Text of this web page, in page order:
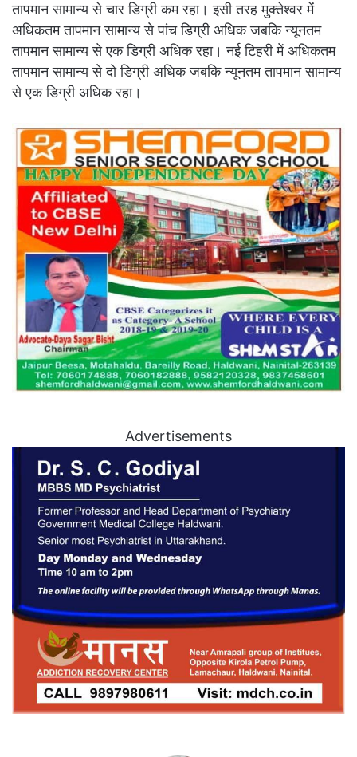
तापमान सामान्य से चार डिग्री कम रहा। इसी तरह मुक्तेश्वर में
अधिकतम तापमान सामान्य से पांच डिग्री अधिक जबकि न्यूनतम
तापमान सामान्य से एक डिग्री अधिक रहा। नई टिहरी में अधिकतम
तापमान सामान्य से दो डिग्री अधिक जबकि न्यूनतम तापमान सामान्य
से एक डिग्री अधिक रहा।
Advertisements